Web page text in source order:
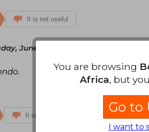
It is not useful
June 22, 2023
It is not useful
You are browsing
Africa, but
Go to
I want to